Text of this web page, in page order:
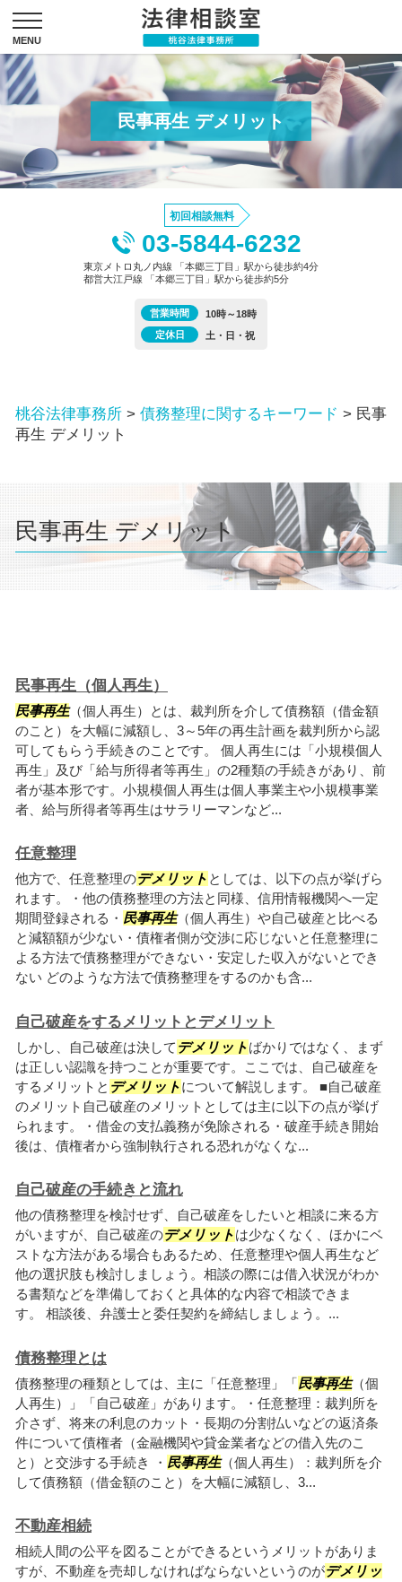
民事再生 デメリット
初回相談無料
03-5844-6232
東京メトロ丸ノ内線 「本郷三丁目」駅から徒歩約4分
都営大江戸線 「本郷三丁目」駅から徒歩約5分
営業時間
10時～18時
定休日
土・日・祝
桃谷法律事務所 > 債務整理に関するキーワード > 民事
再生 デメリット
民事再生 デメリット
民事再生（個人再生）
民事再生（個人再生）とは、裁判所を介して債務額（借金額
のこと）を大幅に減額し、3～5年の再生計画を裁判所から認
可してもらう手続きのことです。 個人再生には「小規模個人
再生」及び「給与所得者等再生」の2種類の手続きがあり、前
者が基本形です。小規模個人再生は個人事業主や小規模事業
者、給与所得者等再生はサラリーマンなど...
任意整理
他方で、任意整理のデメリット としては、以下の点が挙げら
れます。・他の債務整理の方法と同様、信用情報機関へ一定
期間登録される・ 民事再生（個人再生）や自己破産と比べる
と減額額が少ない・債権者側が交渉に応じないと任意整理に
よる方法で債務整理ができない・安定した収入がないとでき
ない どのような方法で債務整理をするのかも含...
自己破産をするメリットとデメリット
しかし、自己破産は決して デメリットばかりではなく、まず
は正しい認識を持つことが重要です。ここでは、自己破産を
するメリットと デメリットについて解説します。 ■自己破産
のメリット自己破産のメリットとしては主に以下の点が挙げ
られます。・借金の支払義務が免除される・破産手続き開始
後は、債権者から強制執行される恐れがなくな...
自己破産の手続きと流れ
他の債務整理を検討せず、自己破産をしたいと相談に来る方
がいますが、自己破産のデメリットは少なくなく、ほかにベ
ストな方法がある場合もあるため、任意整理や個人再生など
他の選択肢も検討しましょう。相談の際には借入状況がわか
る書類などを準備しておくと具体的な内容で相談できま
す。 相談後、弁護士と委任契約を締結しましょう。...
債務整理とは
債務整理の種類としては、主に「任意整理」「民事再生（個
人再生）」「自己破産」があります。・任意整理：裁判所を
介さず、将来の利息のカット・長期の分割払いなどの返済条
件について債権者（金融機関や貸金業者などの借入先のこ
と）と交渉する手続き ・ 民事再生（個人再生）：裁判所を介
して債務額（借金額のこと）を大幅に減額し、3...
不動産相続
相続人間の公平を図ることができるというメリットがありま
すが、不動産を売却しなければならないというのがデメリッ